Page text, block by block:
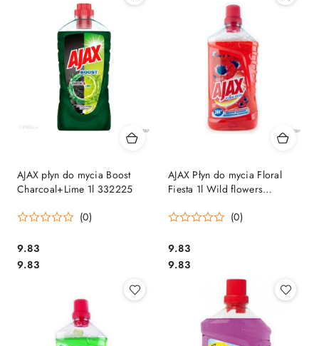
AJAX płyn do mycia Boost
Charcoal+Lime 1l 332225
(0)
Cena:
9.83
Cena:
9.83
AJAX Płyn do mycia Floral
Fiesta 1l Wild flowers
(0)
Cena:
9.83
Cena:
9.83